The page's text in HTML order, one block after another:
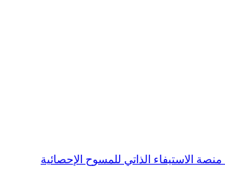
منصة الاستيفاء الذاتي للمسوح الإحصائية